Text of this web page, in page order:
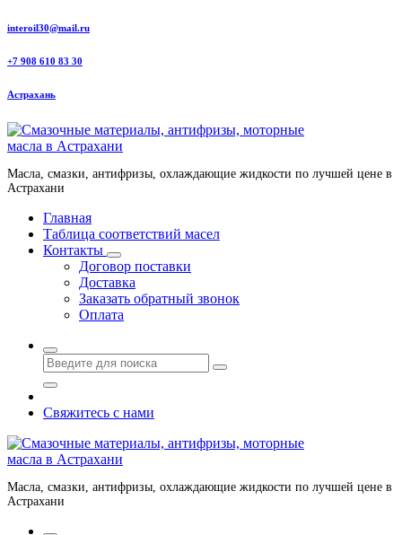
Перейти
содержанию
interoil30@mail.ru
+7 908 610 83 30
Астрахань
Масла, смазки, антифризы, охлаждающие жидкости по лучшей цене в
Астрахани
Главная
Таблица соответствий масел
Контакты
Договор поставки
Доставка
Заказать обратный звонок
Оплата
Свяжитесь с нами
Масла, смазки, антифризы, охлаждающие жидкости по лучшей цене в
Астрахани